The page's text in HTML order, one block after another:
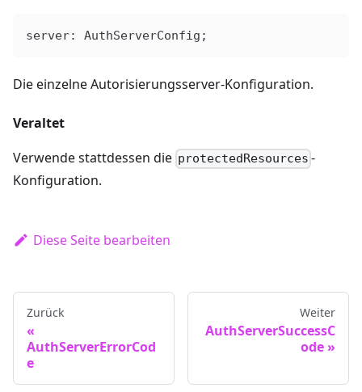
server: AuthServerConfig ;
Die einzelne Autorisierungsserver-Konfiguration.
Veraltet
Verwende stattdessen die protectedResources -
Konfiguration.
Diese Seite bearbeiten
Zurück
AuthServerErrorCod
e
Weiter
AuthServerSuccessC
ode